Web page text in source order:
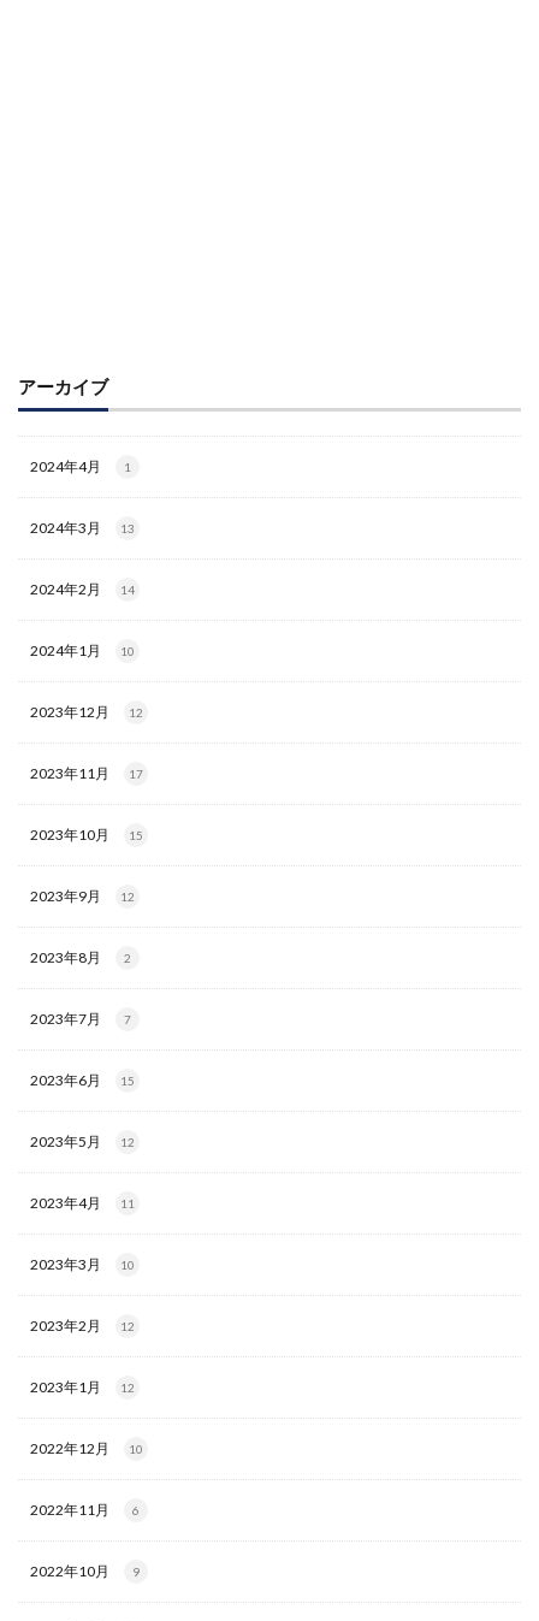
アーカイブ
2024年4月 1
2024年3月 13
2024年2月 14
2024年1月 10
2023年12月 12
2023年11月 17
2023年10月 15
2023年9月 12
2023年8月 2
2023年7月 7
2023年6月 15
2023年5月 12
2023年4月 11
2023年3月 10
2023年2月 12
2023年1月 12
2022年12月 10
2022年11月 6
2022年10月 9